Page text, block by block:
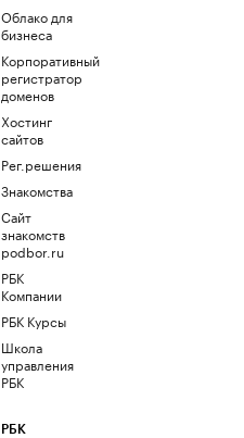
Облако для
бизнеса
Корпоративный
регистратор
доменов
Хостинг
сайтов
Рег.решения
Знакомства
Сайт
знакомств
podbor.ru
РБК
Компании
РБК Курсы
Школа
управления
РБК
РБК